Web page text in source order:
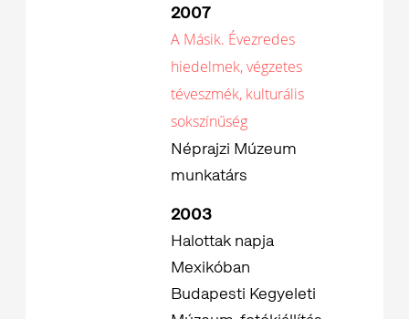
2007
A Másik. Évezredes
hiedelmek, végzetes
téveszmék, kulturális
sokszínűség
Néprajzi Múzeum
munkatárs
2003
Halottak napja
Mexikóban
Budapesti Kegyeleti